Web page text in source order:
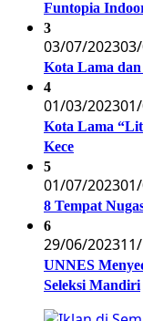
Funtopia
3
03/07/2023
Kota Lama dan
4
01/03/2023
Kota Lama
Kece
5
01/07/2023
8 Tempat
6
29/06/2023
UNNES
Seleksi Mandiri